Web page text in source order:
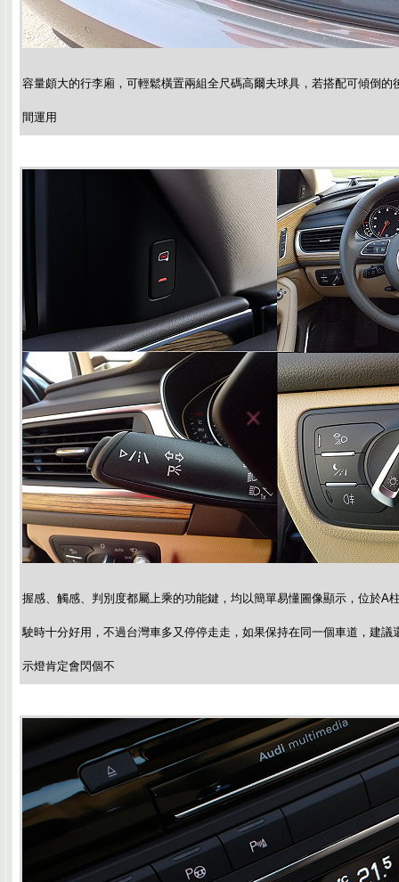
容量頗大的行李廂，可輕鬆橫置兩組全尺碼高爾夫球具，若搭配可傾倒的
間運用
握感、觸感、判別度都屬上乘的功能鍵，均以簡單易懂圖像顯示，位於A
駛時十分好用，不過台灣車多又停停走走，如果保持在同一個車道，建議
示燈肯定會閃個不